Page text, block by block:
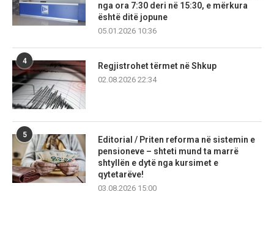
nga ora 7:30 deri në 15:30, e mërkura
është ditë jopune
05.01.2026 10:36
4
Regjistrohet tërmet në Shkup
02.08.2026 22:34
5
Editorial / Priten reforma në sistemin e
pensioneve – shteti mund ta marrë
shtyllën e dytë nga kursimet e
qytetarëve!
03.08.2026 15:00